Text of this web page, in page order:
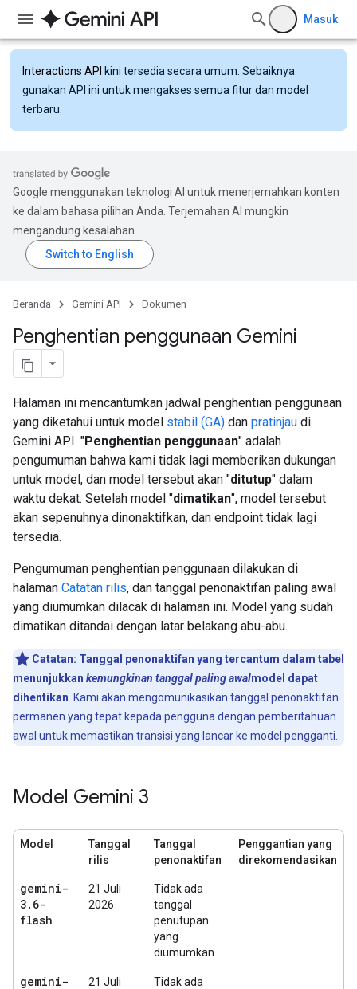
Masuk
Interactions API kini tersedia secara umum. Sebaiknya
gunakan API ini untuk mengakses semua fitur dan model
terbaru.
Google menggunakan teknologi AI untuk menerjemahkan konten
ke dalam bahasa pilihan Anda. Terjemahan AI mungkin
mengandung kesalahan.
Beranda Gemini API Dokumen
Penghentian penggunaan Gemini
Halaman ini mencantumkan jadwal penghentian penggunaan
yang diketahui untuk model stabil (GA) dan pratinjau di
Gemini API. "Penghentian penggunaan" adalah
pengumuman bahwa kami tidak lagi memberikan dukungan
untuk model, dan model tersebut akan "ditutup" dalam
waktu dekat. Setelah model "dimatikan", model tersebut
akan sepenuhnya dinonaktifkan, dan endpoint tidak lagi
tersedia.
Pengumuman penghentian penggunaan dilakukan di
halaman Catatan rilis, dan tanggal penonaktifan paling awal
yang diumumkan dilacak di halaman ini. Model yang sudah
dimatikan ditandai dengan latar belakang abu-abu.
Catatan: Tanggal penonaktifan yang tercantum dalam tabel
menunjukkan kemungkinan tanggal paling awalmodel dapat
dihentikan . Kami akan mengomunikasikan tanggal penonaktifan
permanen yang tepat kepada pengguna dengan pemberitahuan
awal untuk memastikan transisi yang lancar ke model pengganti.
Model Gemini 3
Model
Tanggal
rilis
Tanggal
penonaktifan
Penggantian yang
direkomendasikan
gemini-
3. 6-
flash
21 Juli
2026
Tidak ada
tanggal
penutupan
yang
diumumkan
gemini-
21 Juli
Tidak ada